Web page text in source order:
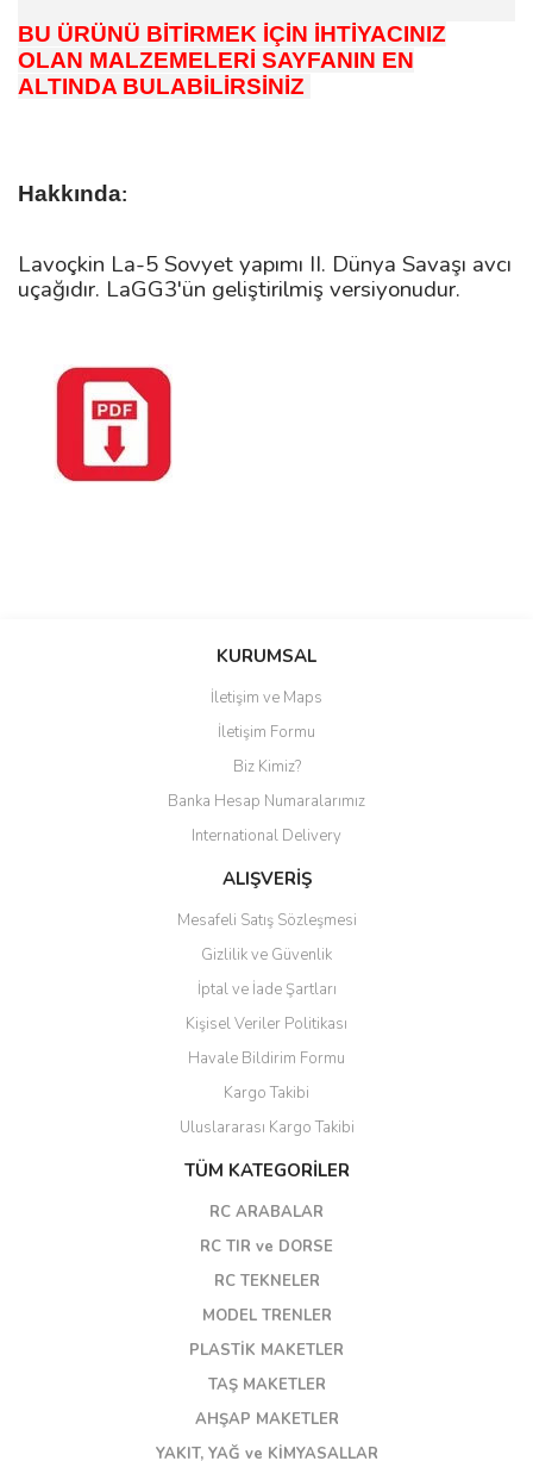
BU ÜRÜNÜ BİTİRMEK İÇİN İHTİYACINIZ
OLAN MALZEMELERİ SAYFANIN EN
ALTINDA BULABİLİRSİNİZ
Hakkında:
Lavoçkin La-5 Sovyet yapımı II. Dünya Savaşı avcı
uçağıdır. LaGG3'ün geliştirilmiş versiyonudur.
Bu ürüne ilk yorumu siz yapın!
Yorum Yaz
KURUMSAL
İletişim ve Maps
İletişim Formu
Biz Kimiz?
Banka Hesap Numaralarımız
International Delivery
ALIŞVERİŞ
Mesafeli Satış Sözleşmesi
Gizlilik ve Güvenlik
İptal ve İade Şartları
Kişisel Veriler Politikası
Havale Bildirim Formu
Kargo Takibi
Uluslararası Kargo Takibi
TÜM KATEGORİLER
RC ARABALAR
RC TIR ve DORSE
RC TEKNELER
MODEL TRENLER
PLASTİK MAKETLER
TAŞ MAKETLER
AHŞAP MAKETLER
YAKIT, YAĞ ve KİMYASALLAR